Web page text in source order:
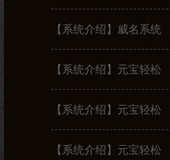
【系统介绍】威名系统
【系统介绍】元宝轻松
【系统介绍】元宝轻松
【系统介绍】元宝轻松